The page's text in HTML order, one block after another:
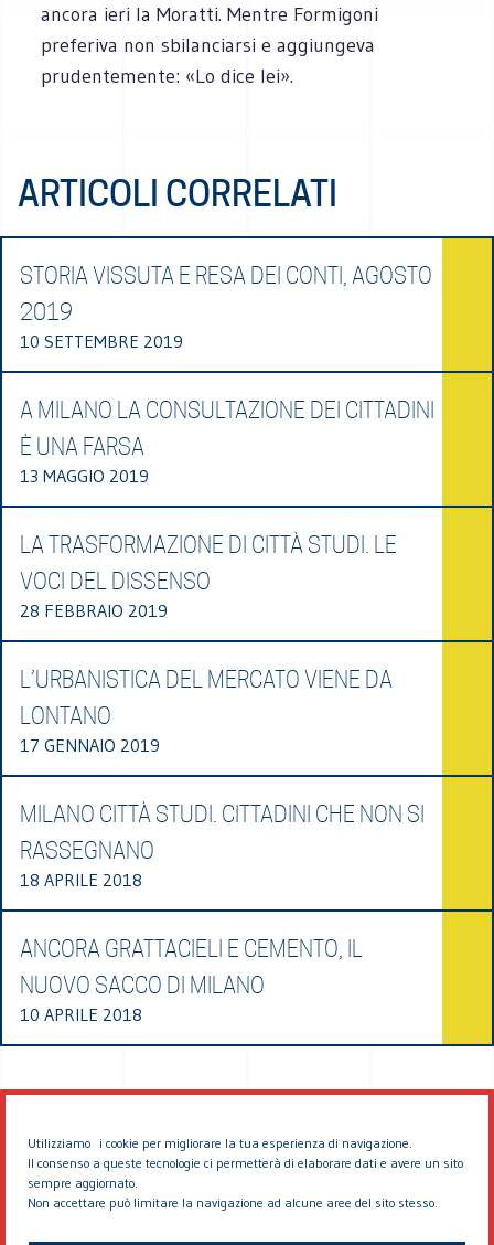
Utilizziamo i cookie per migliorare la tua esperienza di navigazione.
Il consenso a queste tecnologie ci permetterà di elaborare dati e avere un sito
sempre aggiornato.
Non accettare può limitare la navigazione ad alcune aree del sito stesso.
ancora ieri la Moratti. Mentre Formigoni
preferiva non sbilanciarsi e aggiungeva
prudentemente: «Lo dice lei».
ARTICOLI CORRELATI
STORIA VISSUTA E RESA DEI CONTI, AGOSTO
2019
10 SETTEMBRE 2019
A MILANO LA CONSULTAZIONE DEI CITTADINI
È UNA FARSA
13 MAGGIO 2019
LA TRASFORMAZIONE DI CITTÀ STUDI. LE
VOCI DEL DISSENSO
28 FEBBRAIO 2019
L’URBANISTICA DEL MERCATO VIENE DA
LONTANO
17 GENNAIO 2019
MILANO CITTÀ STUDI. CITTADINI CHE NON SI
RASSEGNANO
18 APRILE 2018
ANCORA GRATTACIELI E CEMENTO, IL
NUOVO SACCO DI MILANO
10 APRILE 2018
© 2026 EDDYBURG